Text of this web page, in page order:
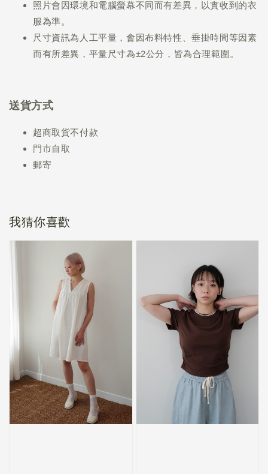
照片會因環境和電腦螢幕不同而有差異，以實收到的衣
服為準。
尺寸資訊為人工平量，會因布料特性、垂掛時間等因素
而有所差異，平量尺寸為±2公分，皆為合理範圍。
送貨方式
超商取貨不付款
門市自取
郵寄
我猜你喜歡